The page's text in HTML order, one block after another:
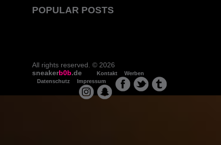
POPULAR POSTS
All rights reserved. © 2026
sneakerb0b.de Kontakt
Werben
Datenschutz
Impressum